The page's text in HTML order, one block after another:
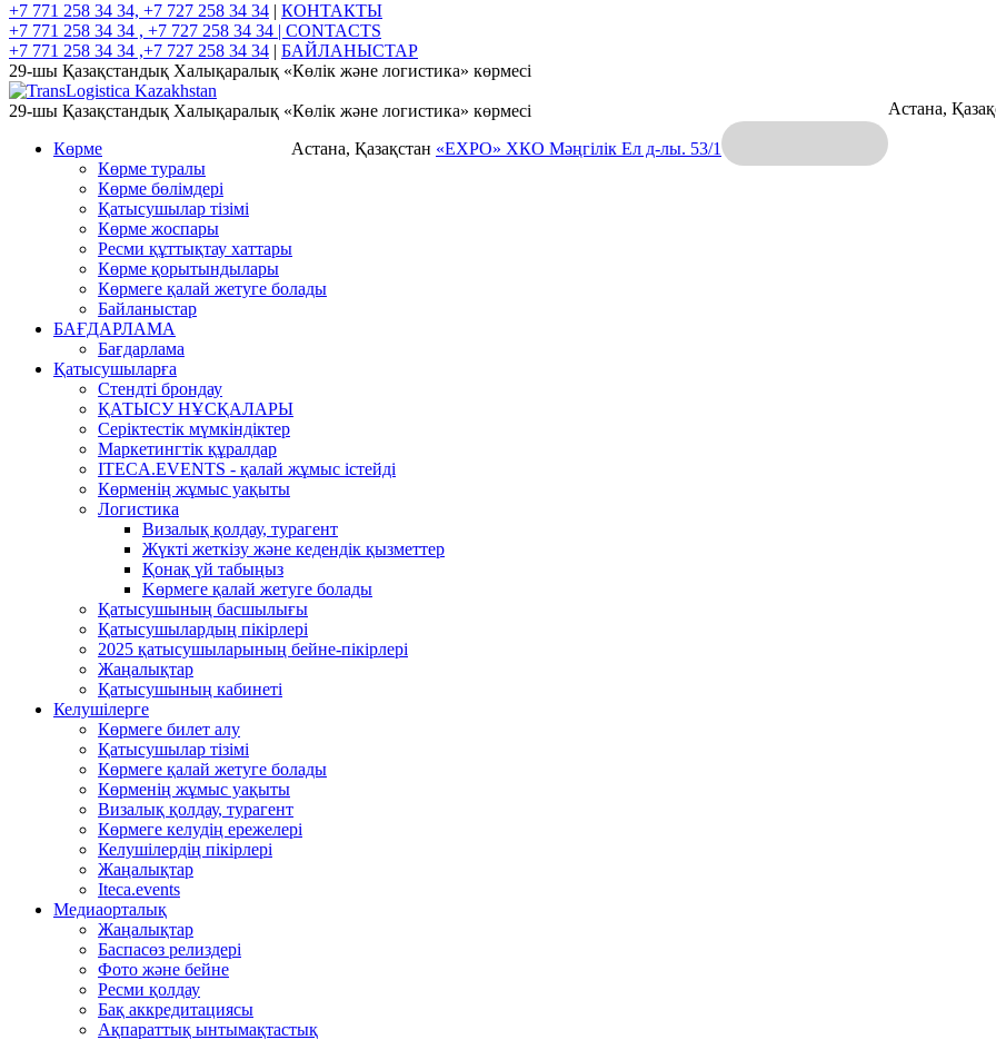
+7 771 258 34 34, +7 727 258 34 34 | КОНТАКТЫ
+7 771 258 34 34 , +7 727 258 34 34 | CONTACTS
+7 771 258 34 34 ,+7 727 258 34 34 | БАЙЛАНЫСТАР
29-шы Қазақстандық Халықаралық «Көлік және логистика» көрмесі
Астана,
29-шы Қазақстандық Халықаралық «Көлік және логистика» көрмесі
Астана, Қазақстан «EXPO» ХКО Мәңгілік Ел д-лы. 53/1
Көрме
Көрме туралы
Көрме бөлімдері
Қатысушылар тізімі
Көрме жоспары
Ресми құттықтау хаттары
Көрме қорытындылары
Көрмеге қалай жетуге болады
Байланыстар
БАҒДАРЛАМА
Бағдарлама
Қатысушыларға
Стендті брондау
ҚАТЫСУ НҰСҚАЛАРЫ
Серіктестік мүмкіндіктер
Маркетингтік құралдар
ITECA.EVENTS - қалай жұмыс істейді
Көрменің жұмыс уақыты
Логистика
Визалық қолдау, турагент
Жүкті жеткізу және кедендік қызметтер
Қонақ үй табыңыз
Kөрмеге қалай жетуге болады
Қатысушының басшылығы
Қатысушылардың пікірлері
2025 қатысушыларының бейне-пікірлері
Жаңалықтар
Қатысушының кабинеті
Келушілерге
Көрмеге билет алу
Қатысушылар тізімі
Көрмеге қалай жетуге болады
Көрменің жұмыс уақыты
Визалық қолдау, турагент
Көрмеге келудің ережелері
Келушілердің пікірлері
Жаңалықтар
Iteca.events
Медиаорталық
Жаңалықтар
Баспасөз релиздері
Фото және бейне
Ресми қолдау
Бақ аккредитациясы
Ақпараттық ынтымақтастық